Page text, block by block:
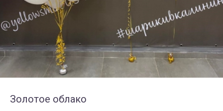
Золотое облако